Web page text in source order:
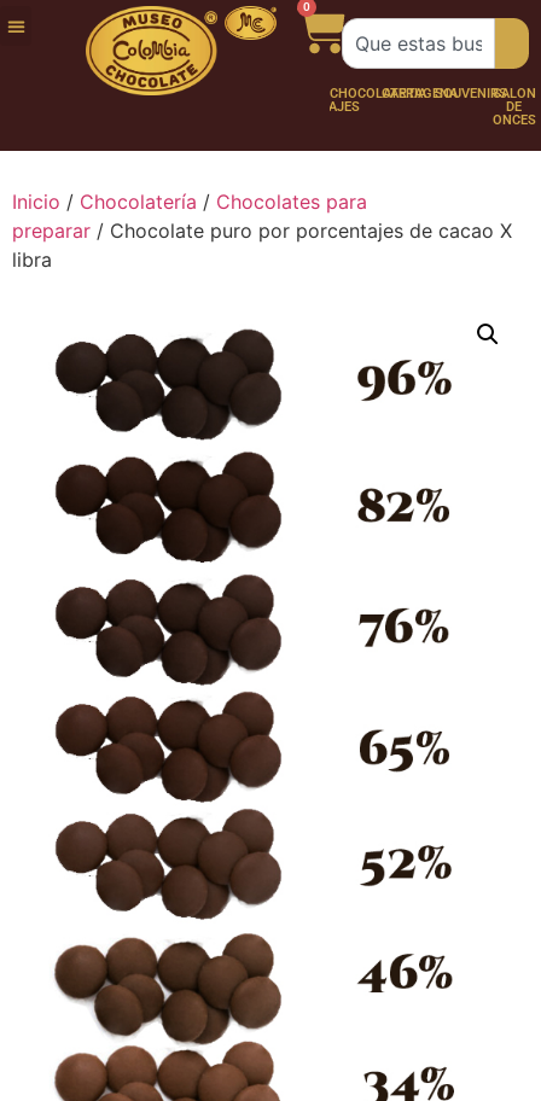
0
FUNDACIÓNNUESTRA
PERSONAJES
CHOCOLATERÍA
CARTAGENASOUVENIRSSALÓN
DE
ONCES
Inicio / Chocolatería / Chocolates para
preparar / Chocolate puro por porcentajes de cacao X
libra